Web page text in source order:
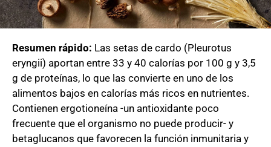
Resumen rápido: Las setas de cardo (Pleurotus
eryngii) aportan entre 33 y 40 calorías por 100 g y 3,5
g de proteínas, lo que las convierte en uno de los
alimentos bajos en calorías más ricos en nutrientes.
Contienen ergotioneína -un antioxidante poco
frecuente que el organismo no puede producir- y
betaglucanos que favorecen la función inmunitaria y